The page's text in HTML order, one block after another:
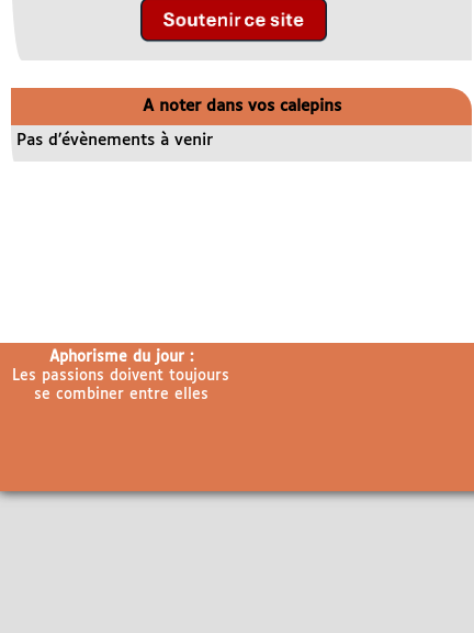
A noter dans vos calepins
Pas d’évènements à venir
Aphorisme du jour :
Les passions doivent toujours
se combiner entre elles